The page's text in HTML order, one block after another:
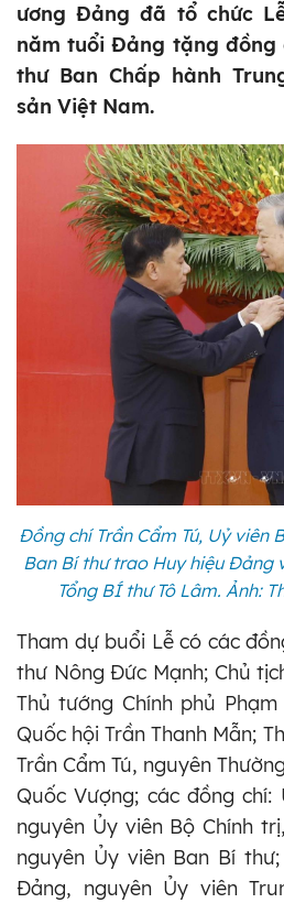
ương Đảng đã tổ chức
năm tuổi Đảng tặng đồng
thư Ban Chấp hành
sản Việt Nam.
Đồng chí Trần Cẩm Tú, Uỷ viên
Ban Bí thư trao Huy hiệu Đảng
Tổng BÍ thư Tô Lâm. Ảnh:
Tham dự buổi Lễ có các
thư Nông Đức Mạnh; Chủ
Thủ tướng Chính phủ Phạm
Quốc hội Trần Thanh Mẫn;
Trần Cẩm Tú, nguyên
Quốc Vượng; các đồng chí:
nguyên Ủy viên Bộ Chính
nguyên Ủy viên Ban Bí
Đảng, nguyên Ủy viên